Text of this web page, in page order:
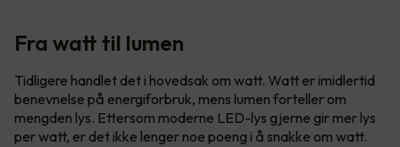
Fra watt til lumen
Tidligere handlet det i hovedsak om watt. Watt er imidlertid
benevnelse på energiforbruk, mens lumen forteller om
mengden lys. Ettersom moderne LED-lys gjerne gir mer lys
per watt, er det ikke lenger noe poeng i å snakke om watt.